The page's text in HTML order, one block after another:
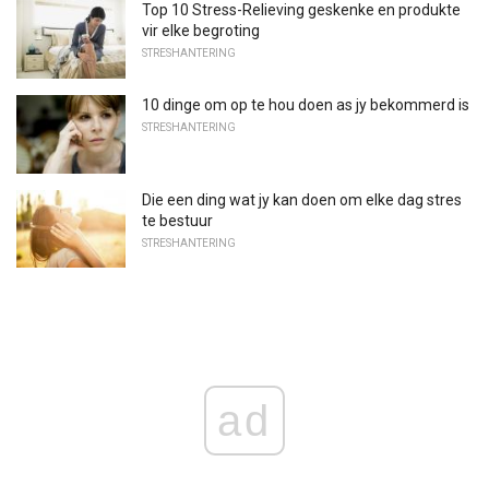
Top 10 Stress-Relieving geskenke en produkte
vir elke begroting
STRESHANTERING
10 dinge om op te hou doen as jy bekommerd is
STRESHANTERING
Die een ding wat jy kan doen om elke dag stres
te bestuur
STRESHANTERING
ad